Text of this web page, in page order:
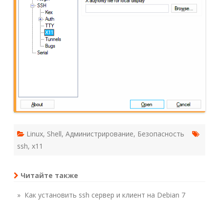
Linux, Shell, Администрирование, Безопасность
ssh, x11
Читайте также
» Как установить ssh сервер и клиент на Debian 7